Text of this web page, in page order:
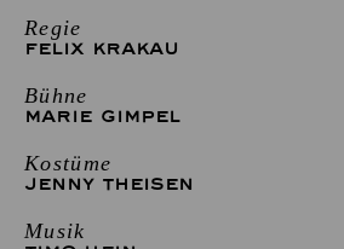
Regie
FELIX KRAKAU
Bühne
MARIE GIMPEL
Kostüme
JENNY THEISEN
Musik